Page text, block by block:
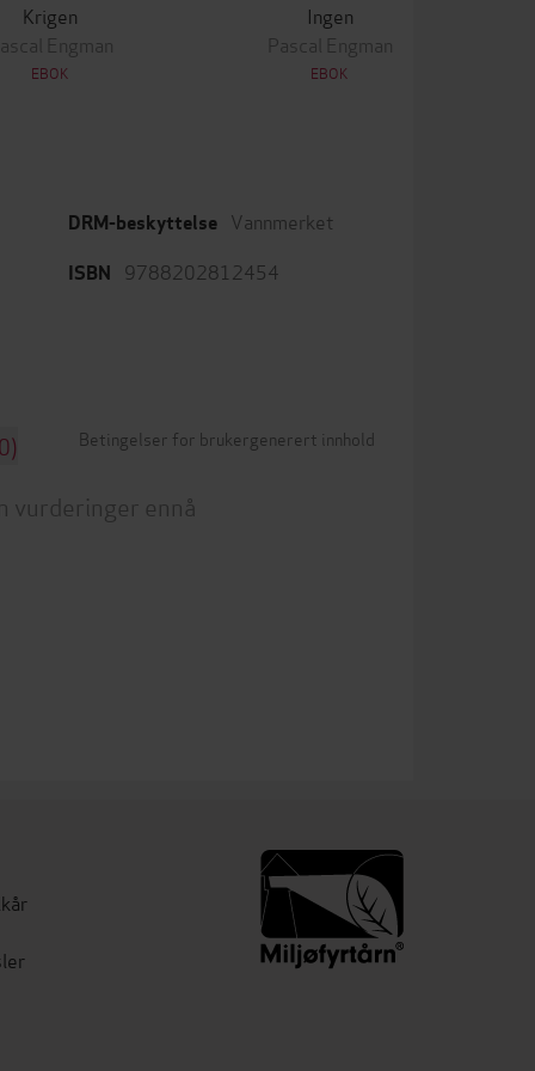
Krigen
Engman
EBOK
Ingen
Pascal Engman
EBOK
DRM-beskyttelse Vannmerket
ISBN 9788202812454
Betingelser for brukergenerert innhold
vurderinger ennå